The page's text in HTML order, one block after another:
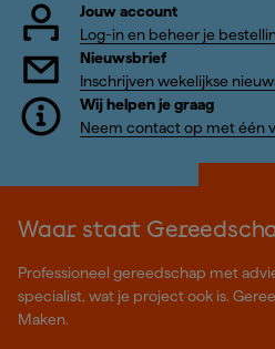
Jouw account
Log-in en beheer je
Nieuwsbrief
Inschrijven wekelijkse
Wij helpen je graag
Neem contact op met één
Waar staat
Professioneel gereedschap met
specialist, wat je project ook is.
Maken.